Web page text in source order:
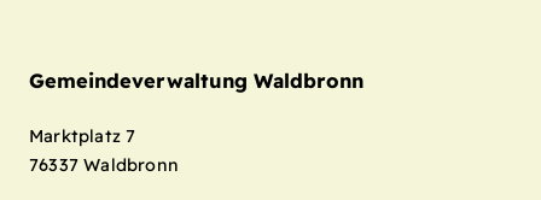
Gemeindeverwaltung Waldbronn
Marktplatz 7
76337 Waldbronn